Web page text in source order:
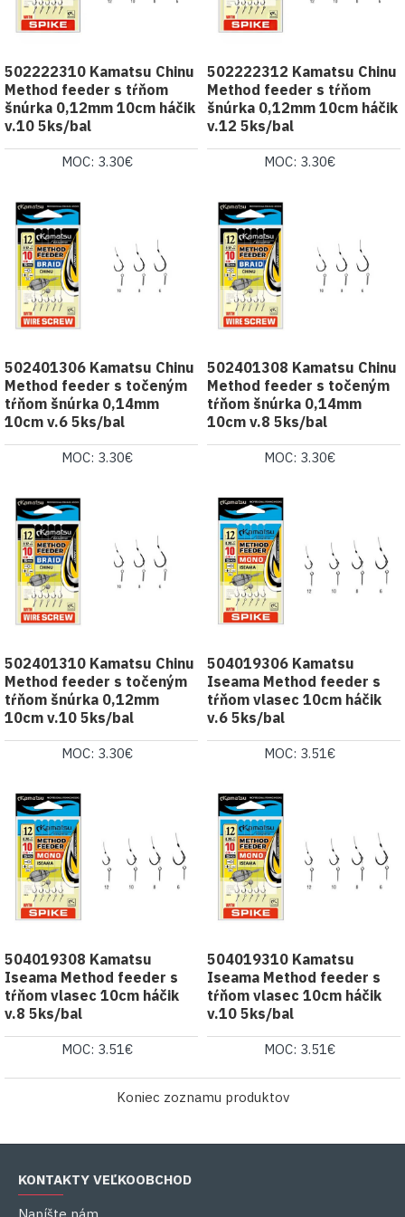
502222310 Kamatsu Chinu
Method feeder s tŕňom
šnúrka 0,12mm 10cm háčik
v.10 5ks/bal
MOC: 3.30€
502222312 Kamatsu Chinu
Method feeder s tŕňom
šnúrka 0,12mm 10cm háčik
v.12 5ks/bal
MOC: 3.30€
502401306 Kamatsu Chinu
Method feeder s točeným
tŕňom šnúrka 0,14mm
10cm v.6 5ks/bal
MOC: 3.30€
502401308 Kamatsu Chinu
Method feeder s točeným
tŕňom šnúrka 0,14mm
10cm v.8 5ks/bal
MOC: 3.30€
502401310 Kamatsu Chinu
Method feeder s točeným
tŕňom šnúrka 0,12mm
10cm v.10 5ks/bal
MOC: 3.30€
504019306 Kamatsu
Iseama Method feeder s
tŕňom vlasec 10cm háčik
v.6 5ks/bal
MOC: 3.51€
504019308 Kamatsu
Iseama Method feeder s
tŕňom vlasec 10cm háčik
v.8 5ks/bal
MOC: 3.51€
504019310 Kamatsu
Iseama Method feeder s
tŕňom vlasec 10cm háčik
v.10 5ks/bal
MOC: 3.51€
Koniec zoznamu produktov
KONTAKTY VEĽKOOBCHOD